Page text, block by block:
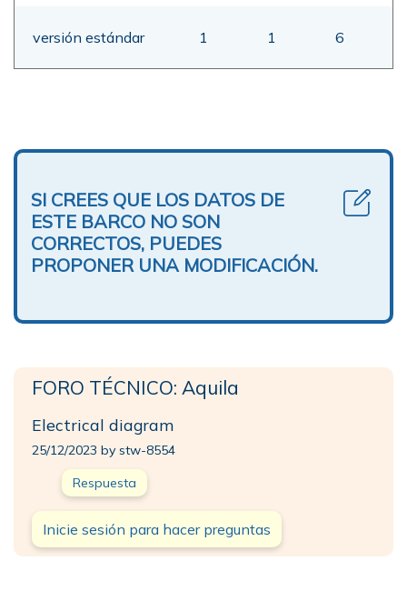
versión estándar 1 1 6
SI CREES QUE LOS DATOS DE
ESTE BARCO NO SON
CORRECTOS, PUEDES
PROPONER UNA MODIFICACIÓN.
FORO TÉCNICO: Aquila
Electrical diagram
25/12/2023 by stw-8554
Respuesta
Inicie sesión para hacer preguntas